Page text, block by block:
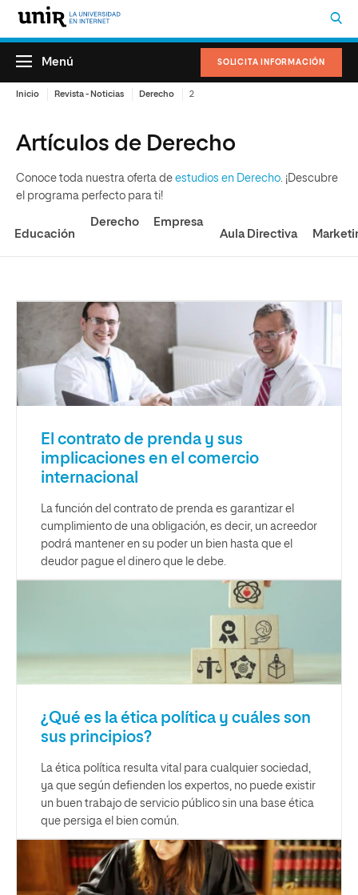
SOLICITA INFORMACIÓN
Menú
Inicio Revista - Noticias Derecho 2
Artículos de Derecho
Conoce toda nuestra oferta de estudios en Derecho. ¡Descubre
el programa perfecto para ti!
Educación
Derecho
Empresa
Aula Directiva
El contrato de prenda y sus
implicaciones en el comercio
internacional
La función del contrato de prenda es garantizar el
cumplimiento de una obligación, es decir, un acreedor
podrá mantener en su poder un bien hasta que el
deudor pague el dinero que le debe.
¿Qué es la ética política y cuáles son
sus principios?
La ética política resulta vital para cualquier sociedad,
ya que según defienden los expertos, no puede existir
un buen trabajo de servicio público sin una base ética
que persiga el bien común.